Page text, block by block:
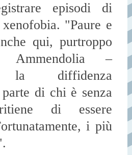
episodi di
"Paure e
qui, purtroppo
Ammendolia –
la diffidenza
di chi è senza
di essere
i più